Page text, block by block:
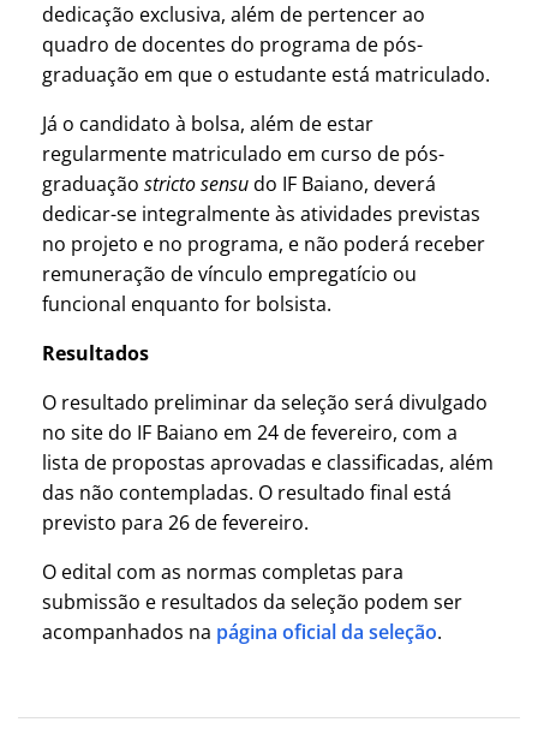
dedicação exclusiva, além de pertencer ao
quadro de docentes do programa de pós-
graduação em que o estudante está matriculado.
Já o candidato à bolsa, além de estar
regularmente matriculado em curso de pós-
graduação stricto sensudo IF Baiano, deverá
dedicar-se integralmente às atividades previstas
no projeto e no programa, e não poderá receber
remuneração de vínculo empregatício ou
funcional enquanto for bolsista.
Resultados
O resultado preliminar da seleção será divulgado
no site do IF Baiano em 24 de fevereiro, com a
lista de propostas aprovadas e classificadas, além
das não contempladas. O resultado final está
previsto para 26 de fevereiro.
O edital com as normas completas para
submissão e resultados da seleção podem ser
acompanhados na página oficial da seleção.